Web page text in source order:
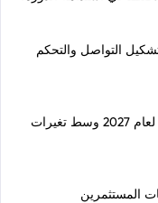
التواصل والتحكم
جولدمان ساكس يخفض توقعات أسعار النفط لعام 2027 وسط تغيرات
المستثمرين